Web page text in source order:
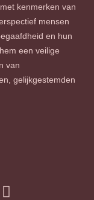
kenmerken van
mensen
en hun
een veilige
van
gelijkgestemden
S